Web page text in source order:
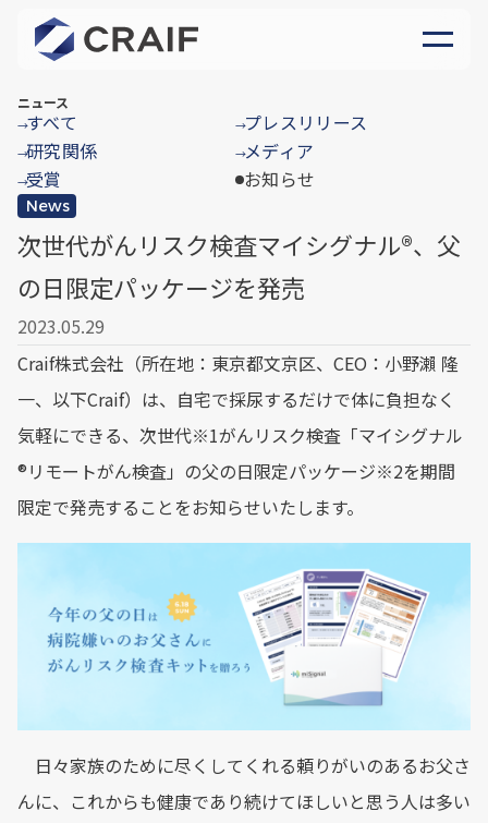
ニュース
→すべて →プレスリリース
→研究関係 →メディア
→受賞 お知らせ
News
次世代がんリスク検査マイシグナル®︎、父
の日限定パッケージを発売
2023.05.29
Craif株式会社（所在地：東京都文京区、CEO：小野瀨 隆
一、以下Craif）は、自宅で採尿するだけで体に負担なく
気軽にできる、次世代※1がんリスク検査「マイシグナル
®︎リモートがん検査」の父の日限定パッケージ※2を期間
限定で発売することをお知らせいたします。
日々家族のために尽くしてくれる頼りがいのあるお父さ
んに、これからも健康であり続けてほしいと思う人は多い